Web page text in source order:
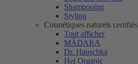
Shampooing
Styling
Cosmétiques naturels certifiés
Tout afficher
MÁDARA
Dr. Hauschka
Hej Organic